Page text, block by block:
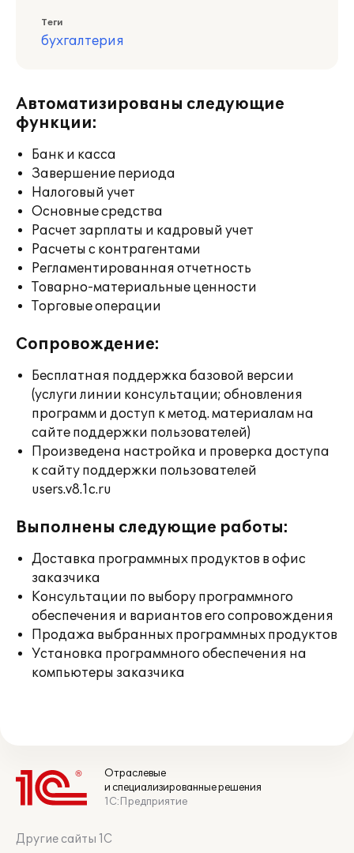
Теги
бухгалтерия
Автоматизированы следующие
функции:
Банк и касса
Завершение периода
Налоговый учет
Основные средства
Расчет зарплаты и кадровый учет
Расчеты с контрагентами
Регламентированная отчетность
Товарно-материальные ценности
Торговые операции
Сопровождение:
Бесплатная поддержка базовой версии
(услуги линии консультации; обновления
программ и доступ к метод. материалам на
сайте поддержки пользователей)
Произведена настройка и проверка доступа
к сайту поддержки пользователей
users.v8.1c.ru
Выполнены следующие работы:
Доставка программных продуктов в офис
заказчика
Консультации по выбору программного
обеспечения и вариантов его сопровождения
Продажа выбранных программных продуктов
Установка программного обеспечения на
компьютеры заказчика
Отраслевые
и специализированные решения
1С:Предприятие
Другие сайты 1С